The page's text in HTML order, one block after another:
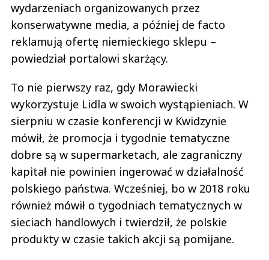
wydarzeniach organizowanych przez
konserwatywne media, a później de facto
reklamują ofertę niemieckiego sklepu –
powiedział portalowi skarżący.
To nie pierwszy raz, gdy Morawiecki
wykorzystuje Lidla w swoich wystąpieniach. W
sierpniu w czasie konferencji w Kwidzynie
mówił, że promocja i tygodnie tematyczne
dobre są w supermarketach, ale zagraniczny
kapitał nie powinien ingerować w działalność
polskiego państwa. Wcześniej, bo w 2018 roku
również mówił o tygodniach tematycznych w
sieciach handlowych i twierdził, że polskie
produkty w czasie takich akcji są pomijane.